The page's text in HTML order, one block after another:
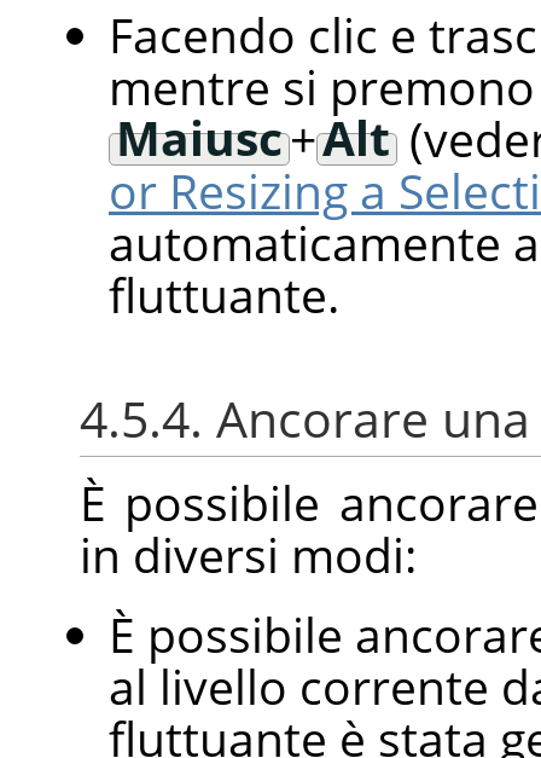
Facendo clic e
mentre si
Maiusc+Alt
or Resizing a
automaticamente
fluttuante.
4.5.4. Ancorare
È possibile
in diversi modi:
È possibile
al livello corrente
fluttuante è stata